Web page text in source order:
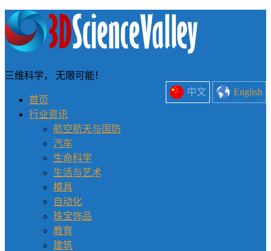
中文 English
三维科学， 无限可能！
首页
行业资讯
航空航天与国防
汽车
生命科学
生活与艺术
模具
自动化
珠宝饰品
教育
建筑